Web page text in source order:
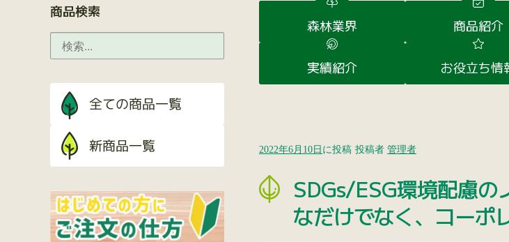
森林業界 商品紹介
実績紹介 お役立ち情
2022年6月10日 に投稿 投稿者 管理者
SDGs/ESG環境配慮
なだけでなく、コーポ
商品検索